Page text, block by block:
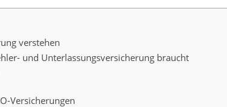
verstehen
und Unterlassungsversicherung braucht
Versicherungen